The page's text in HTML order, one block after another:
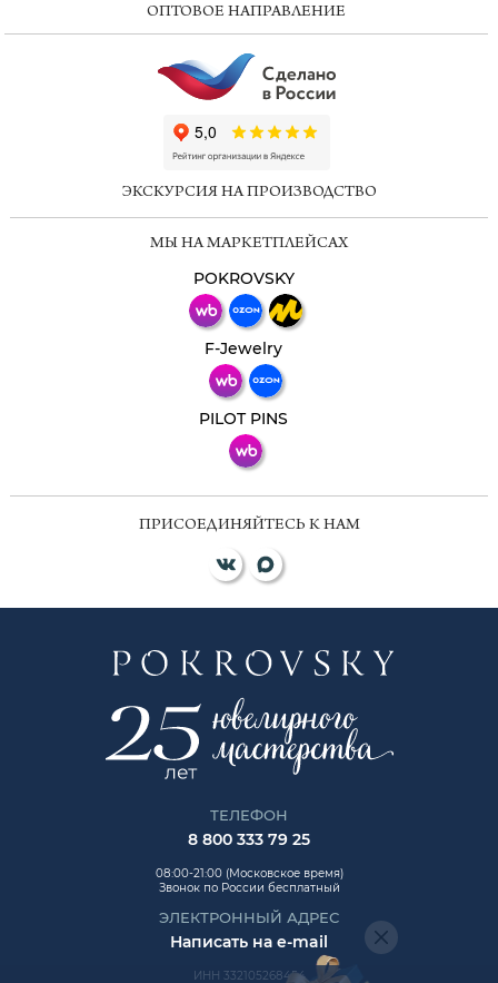
ОПТОВОЕ НАПРАВЛЕНИЕ
ЭКСКУРСИЯ НА ПРОИЗВОДСТВО
МЫ НА МАРКЕТПЛЕЙСАХ
POKROVSKY
F-Jewelry
PILOT PINS
ПРИСОЕДИНЯЙТЕСЬ К НАМ
ТЕЛЕФОН
8 800 333 79 25
08:00-21:00 (Московское время)
Звонок по России бесплатный
ЭЛЕКТРОННЫЙ АДРЕС
Написать на e-mail
ИНН 332105268454